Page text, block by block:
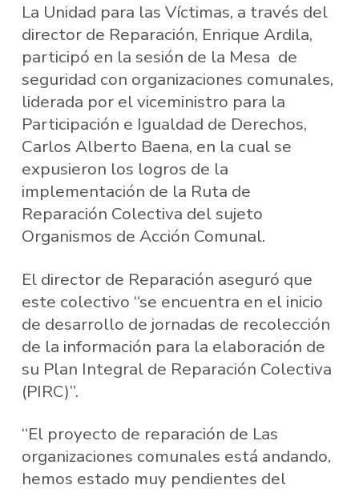
La Unidad para las Víctimas, a través del
director de Reparación, Enrique Ardila,
participó en la sesión de la Mesa de
seguridad con organizaciones comunales,
liderada por el viceministro para la
Participación e Igualdad de Derechos,
Carlos Alberto Baena, en la cual se
expusieron los logros de la
implementación de la Ruta de
Reparación Colectiva del sujeto
Organismos de Acción Comunal.
El director de Reparación aseguró que
este colectivo “se encuentra en el inicio
de desarrollo de jornadas de recolección
de la información para la elaboración de
su Plan Integral de Reparación Colectiva
(PIRC)”.
“El proyecto de reparación de Las
organizaciones comunales está andando,
hemos estado muy pendientes del